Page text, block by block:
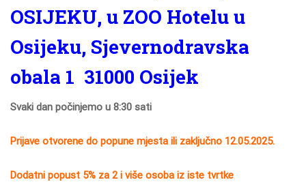
OSIJEKU, u ZOO Hotelu u
Osijeku, Sjevernodravska
obala 1 31000 Osijek
Svaki dan počinjemo u 8:30 sati
Prijave otvorene do popune mjesta ili zaključno 12.05.2025.
Dodatni popust 5% za 2 i više osoba iz iste tvrtke